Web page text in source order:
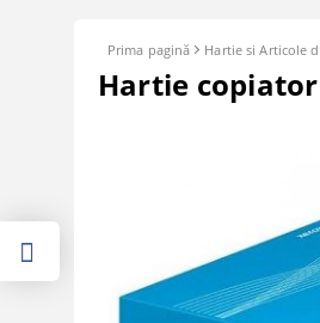
Prima pagină Hartie si Articole
Hartie